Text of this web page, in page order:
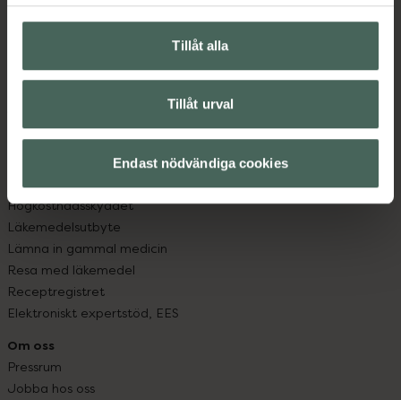
Tillåt alla
Tillåt urval
Endast nödvändiga cookies
Handla tryggt
Leverans, betalning och retur
Sajtens tillgänglighet
Köpvillkor
Om recept och läkemedel
Fullmakter
Högkostnadsskyddet
Läkemedelsutbyte
Lämna in gammal medicin
Resa med läkemedel
Receptregistret
Elektroniskt expertstöd, EES
Om oss
Pressrum
Jobba hos oss